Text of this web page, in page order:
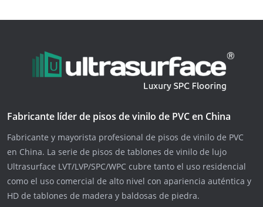
Fabricante líder de pisos de vinilo de PVC en China
Fabricante y mayorista profesional de pisos de vinilo de PVC
en China. La serie de pisos de tablones de vinilo de lujo
Ultrasurface LVT/LVP/SPC/WPC cubre tanto el uso residencial
como el uso comercial de alto nivel con apariencia auténtica y
HD de tablones de madera y baldosas de piedra.